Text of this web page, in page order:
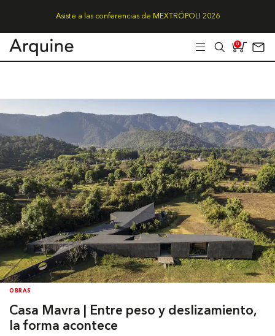
Asiste a las conferencias de MEXTRÓPOLI 2026
0
OBRAS
Casa Mavra | Entre peso y deslizamiento,
la forma acontece